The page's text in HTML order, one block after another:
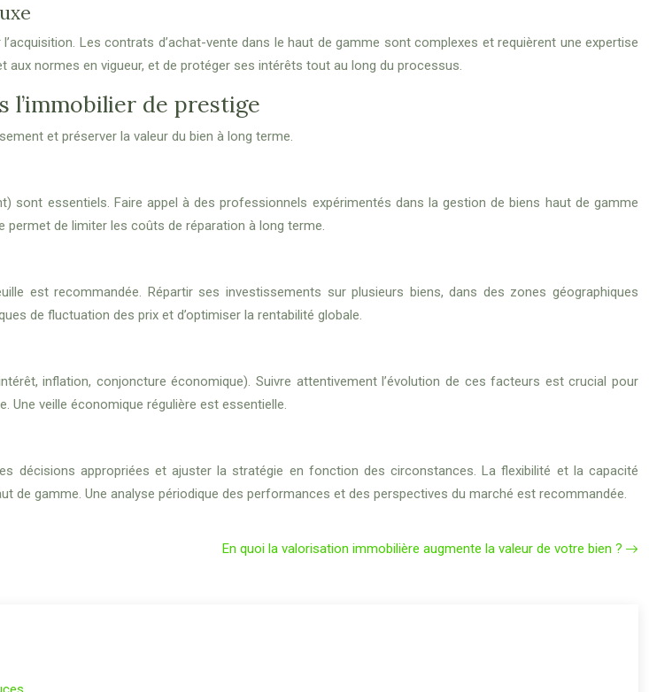
Les contrats d’achat-vente dans le haut de gamme sont complexes et requièrent une expertise
normes en vigueur, et de protéger ses intérêts tout au long du processus.
l’immobilier de prestige
et préserver la valeur du bien à long terme.
sont essentiels. Faire appel à des professionnels expérimentés dans la gestion de biens haut de gamme
permet de limiter les coûts de réparation à long terme.
est recommandée. Répartir ses investissements sur plusieurs biens, dans des zones géographiques
de fluctuation des prix et d’optimiser la rentabilité globale.
inflation, conjoncture économique). Suivre attentivement l’évolution de ces facteurs est crucial pour
Une veille économique régulière est essentielle.
décisions appropriées et ajuster la stratégie en fonction des circonstances. La flexibilité et la capacité
de gamme. Une analyse périodique des performances et des perspectives du marché est recommandée.
En quoi la valorisation immobilière augmente la valeur de votre bien ?